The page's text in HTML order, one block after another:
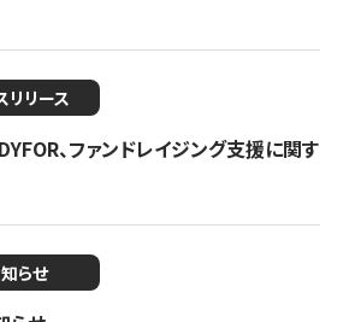
リリース
、ファンドレイジング支援に関す
らせ